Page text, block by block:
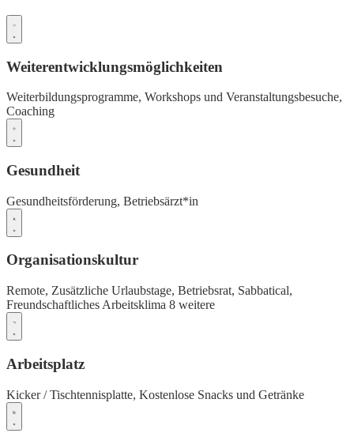
Weiterentwicklungsmöglichkeiten
Weiterbildungsprogramme, Workshops und Veranstaltungsbesuche,
Coaching
Gesundheit
Gesundheitsförderung, Betriebsärzt*in
Organisationskultur
Remote, Zusätzliche Urlaubstage, Betriebsrat, Sabbatical,
Freundschaftliches Arbeitsklima 8 weitere
Arbeitsplatz
Kicker / Tischtennisplatte, Kostenlose Snacks und Getränke